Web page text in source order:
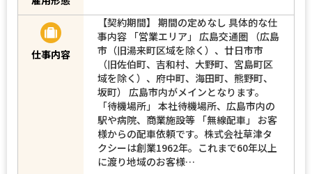
仕事内容
【契約期間】 期間の定めなし 具体的な仕
事内容 「営業エリア」 広島交通圏 （広島
市（旧湯来町区域を除く）、廿日市市
（旧佐伯町、吉和村、大野町、宮島町区
域を除く）、府中町、海田町、熊野町、
坂町） 広島市内がメインとなります。
「待機場所」 本社待機場所、広島市内の
駅や病院、商業施設等 「無線配車」 お客
様からの配車依頼です。株式会社草津タ
クシーは創業1962年。これまで60年以上
に渡り地域のお客様…